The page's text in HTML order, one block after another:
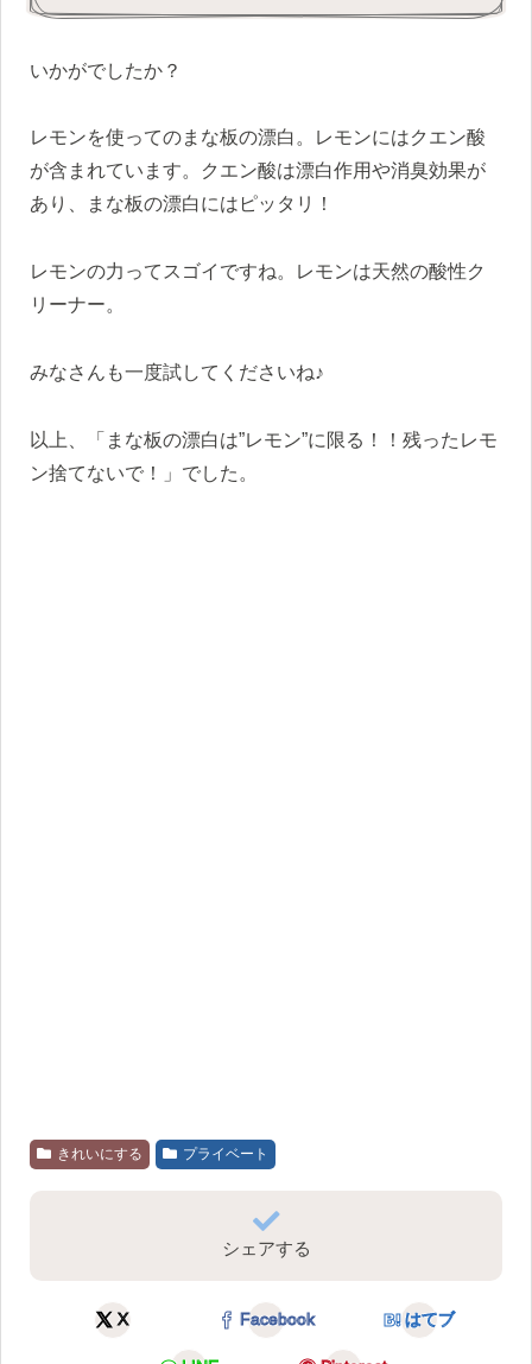
いかがでしたか？
レモンを使ってのまな板の漂白。レモンにはクエン酸
が含まれています。クエン酸は漂白作用や消臭効果が
あり、まな板の漂白にはピッタリ！
レモンの力ってスゴイですね。レモンは天然の酸性ク
リーナー。
みなさんも一度試してくださいね♪
以上、「まな板の漂白は”レモン”に限る！！残ったレモ
ン捨てないで！」でした。
きれいにする プライベート
シェアする
X Facebook はてブ